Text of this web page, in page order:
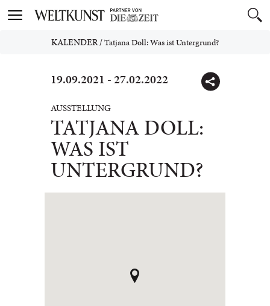
Toggle
KALENDER/Tatjana Doll: Was ist Untergrund?
19.09.2021 - 27.02.2022
AUSSTELLUNG
TATJANA DOLL:
WAS IST
UNTERGRUND?